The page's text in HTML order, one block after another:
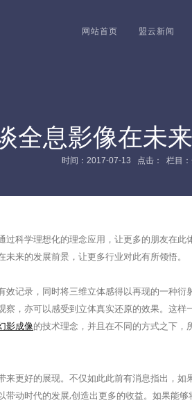
网站首页 盟云新闻
全息影像在未
时间：2017-07-13 点击： 栏目
学理想化的理念应用，让更多的朋友在此
来的发展前景，让更多行业对此有所领悟。
录，同时将三维立体感得以再现的一种衍
，亦可以感受到立体真实还原的效果。这
影成像的技术理念，并且在不同的方式之下
好的展现。不仅如此此前有消息指出，如
动时代的发展,创造出更多的收益。如果能